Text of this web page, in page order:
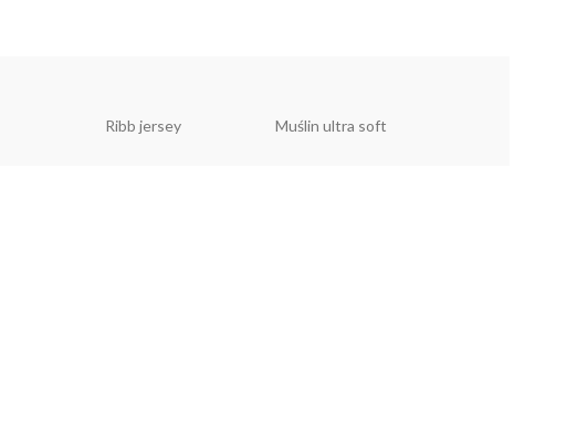
Ribb jersey Muślin ultra soft